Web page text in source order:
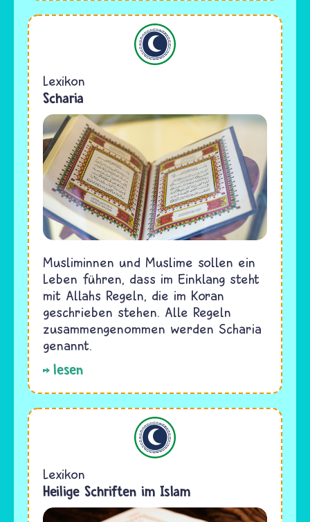
Lexikon
Scharia
Musliminnen und Muslime sollen ein
Leben führen, dass im Einklang steht
mit Allahs Regeln, die im Koran
geschrieben stehen. Alle Regeln
zusammengenommen werden Scharia
genannt.
lesen
Lexikon
Heilige Schriften im Islam